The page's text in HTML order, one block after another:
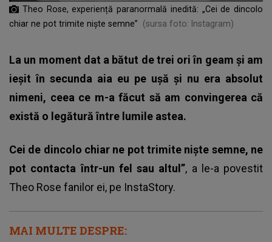
Theo Rose, experiență paranormală inedită: „Cei de dincolo
chiar ne pot trimite niște semne”
(sursa foto: Instagram)
La un moment dat a bătut de trei ori în geam și am
ieșit în secunda aia eu pe ușă și nu era absolut
nimeni, ceea ce m-a făcut să am convingerea că
există o legătură între lumile astea.
Cei de dincolo chiar ne pot trimite niște semne, ne
pot contacta într-un fel sau altul”, a le-a povestit
Theo Rose fanilor ei, pe InstaStory.
MAI MULTE DESPRE: